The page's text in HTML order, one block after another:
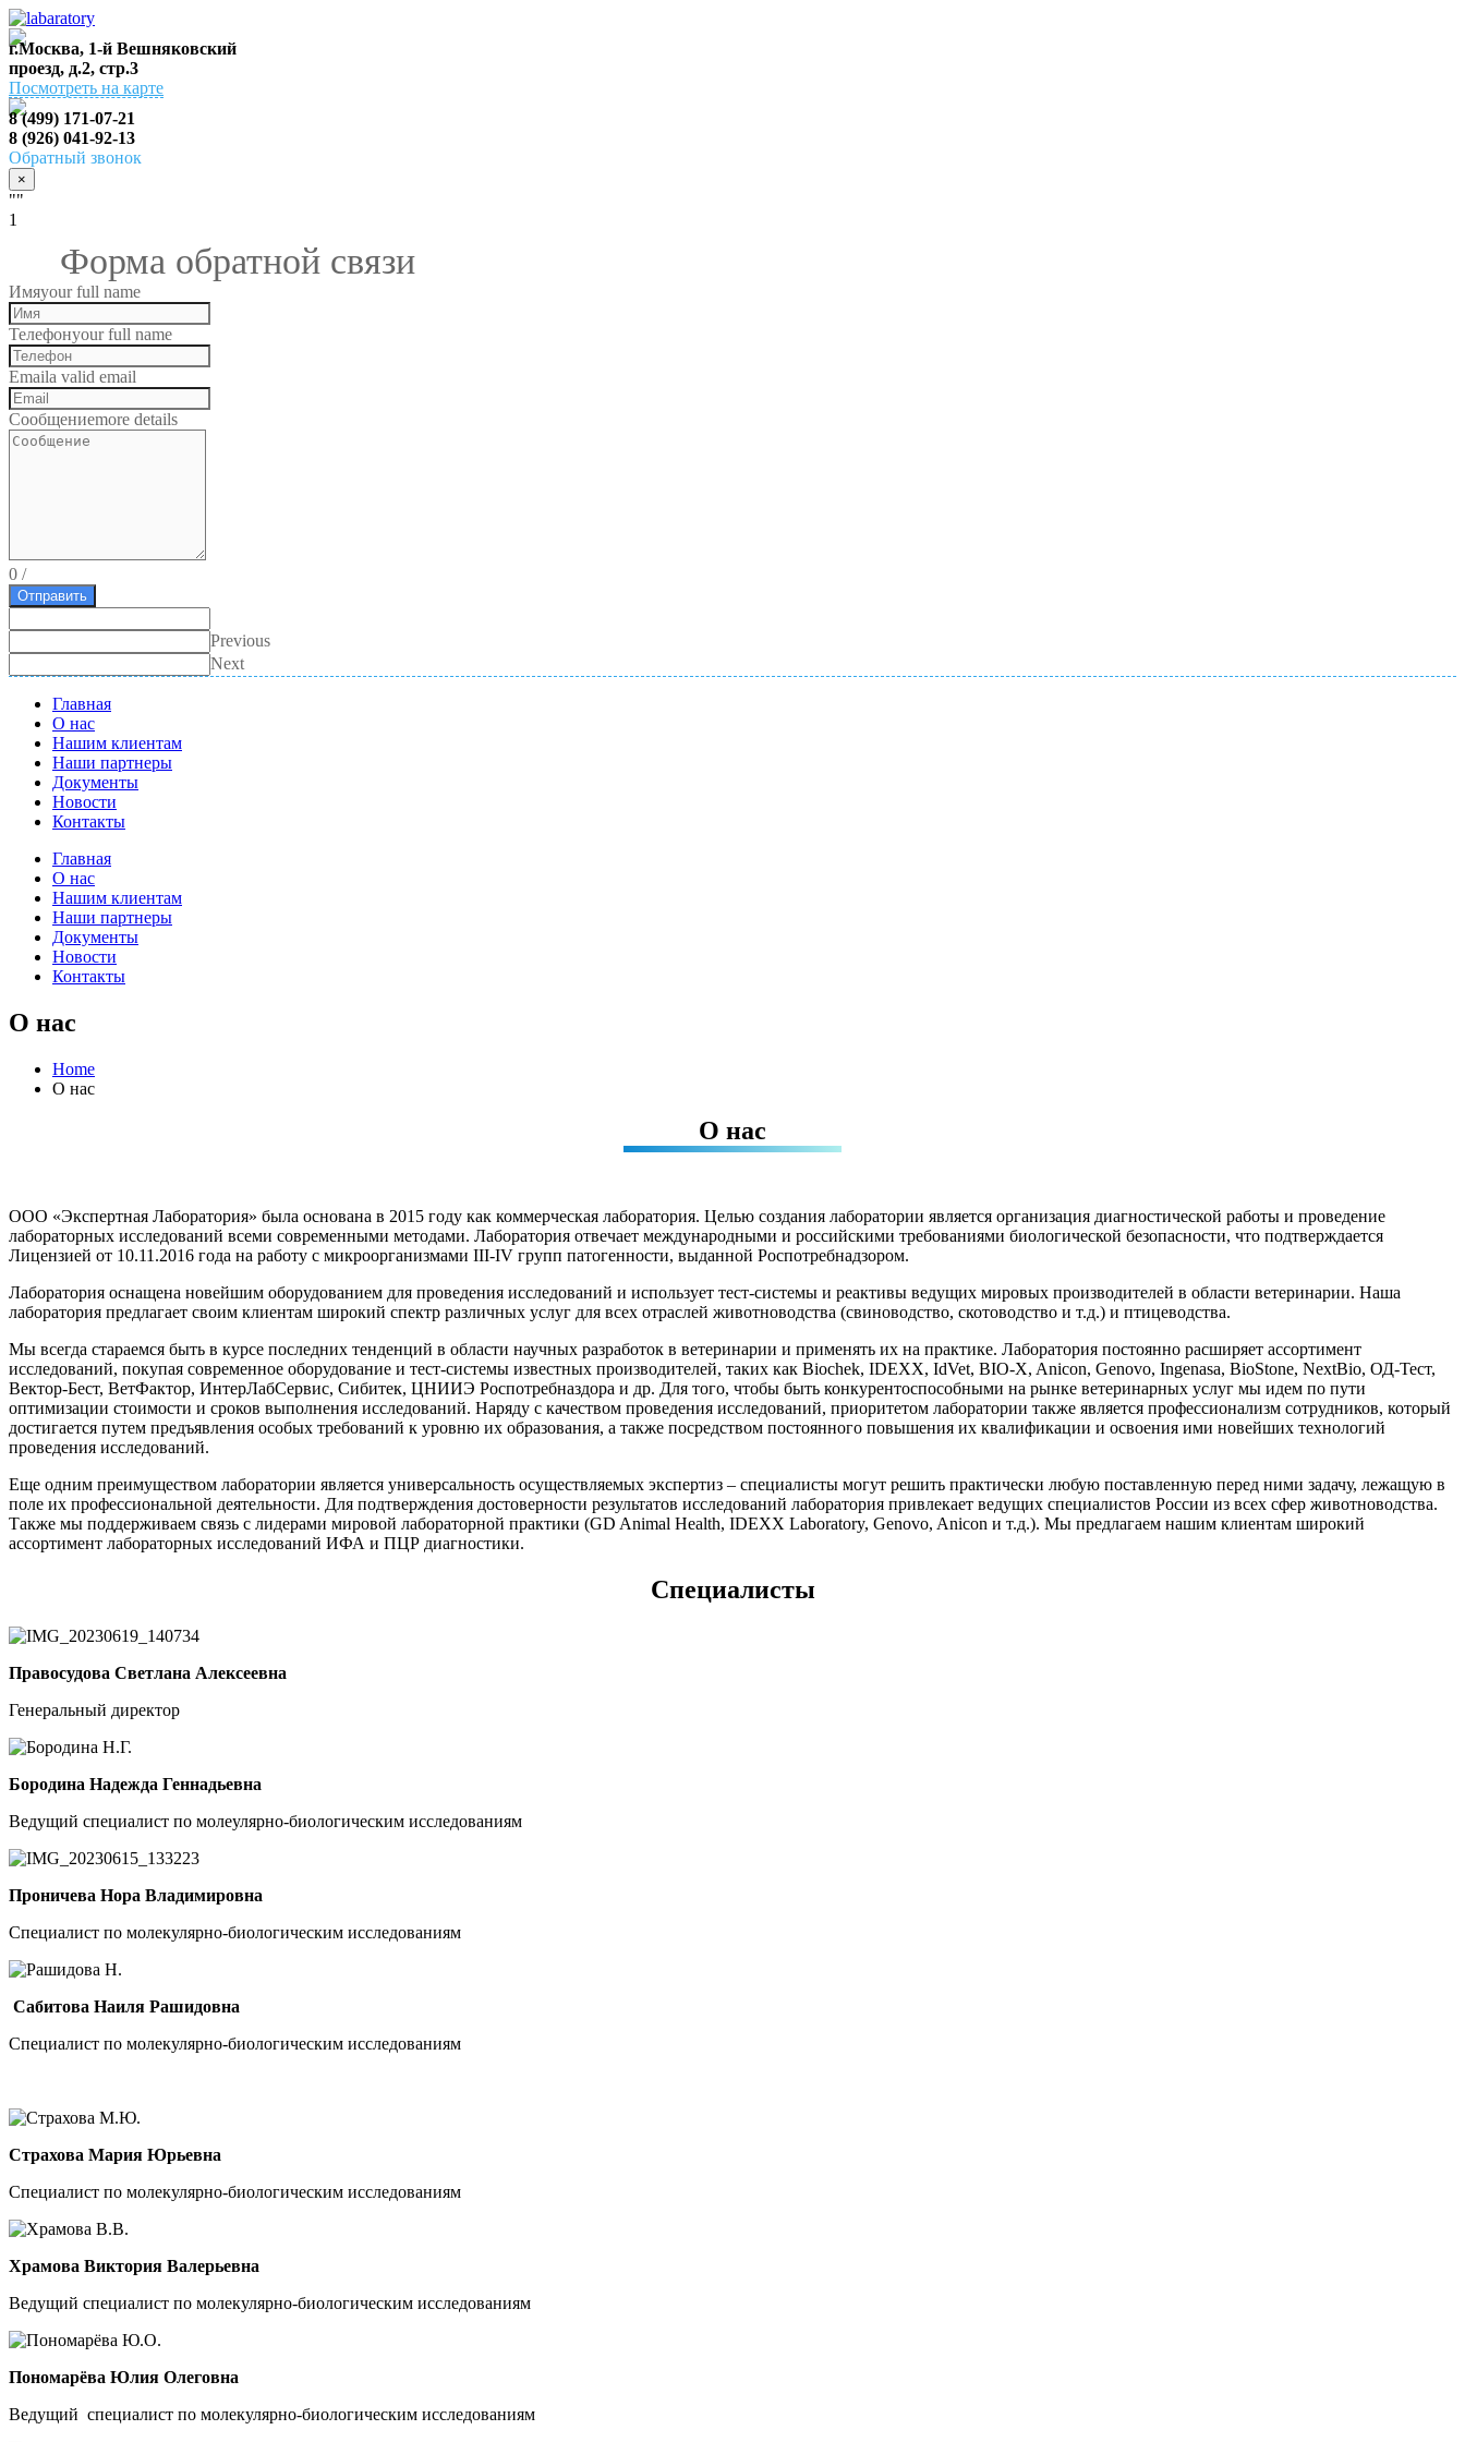
г.Москва, 1-й Вешняковский
проезд, д.2, стр.3
Посмотреть на карте
8 (499) 171-07-21
8 (926) 041-92-13
Обратный звонок
×
""
1
Форма обратной связи
Имяyour full name
Телефонyour full name
Emaila valid email
Сообщениеmore details
0 /
Отправить
Previous
Next
Главная
О нас
Нашим клиентам
Наши партнеры
Документы
Новости
Контакты
Главная
О нас
Нашим клиентам
Наши партнеры
Документы
Новости
Контакты
О нас
Home
О нас
О нас
ООО «Экспертная Лаборатория» была основана в 2015 году как коммерческая лаборатория. Целью создания лаборатории является организация диагностической работы и проведение
лабораторных исследований всеми современными методами. Лаборатория отвечает международными и российскими требованиями биологической безопасности, что подтверждается
Лицензией от 10.11.2016 года на работу с микроорганизмами III-IV групп патогенности, выданной Роспотребнадзором.
Лаборатория оснащена новейшим оборудованием для проведения исследований и использует тест-системы и реактивы ведущих мировых производителей в области ветеринарии. Наша
лаборатория предлагает своим клиентам широкий спектр различных услуг для всех отраслей животноводства (свиноводство, скотоводство и т.д.) и птицеводства.
Мы всегда стараемся быть в курсе последних тенденций в области научных разработок в ветеринарии и применять их на практике. Лаборатория постоянно расширяет ассортимент
исследований, покупая современное оборудование и тест-системы известных производителей, таких как Biochek, IDEXX, IdVet, BIO-X, Anicon, Genovo, Ingenasa, BioStone, NextBio, ОД-Тест,
Вектор-Бест, ВетФактор, ИнтерЛабСервис, Сибитек, ЦНИИЭ Роспотребназдора и др. Для того, чтобы быть конкурентоспособными на рынке ветеринарных услуг мы идем по пути
оптимизации стоимости и сроков выполнения исследований. Наряду с качеством проведения исследований, приоритетом лаборатории также является профессионализм сотрудников, который
достигается путем предъявления особых требований к уровню их образования, а также посредством постоянного повышения их квалификации и освоения ими новейших технологий
проведения исследований.
Еще одним преимуществом лаборатории является универсальность осуществляемых экспертиз – специалисты могут решить практически любую поставленную перед ними задачу, лежащую в
поле их профессиональной деятельности. Для подтверждения достоверности результатов исследований лаборатория привлекает ведущих специалистов России из всех сфер животноводства.
Также мы поддерживаем связь с лидерами мировой лабораторной практики (GD Animal Health, IDEXX Laboratory, Genovo, Anicon и т.д.). Мы предлагаем нашим клиентам широкий
ассортимент лабораторных исследований ИФА и ПЦР диагностики.
Специалисты
Правосудова Светлана Алексеевна
Генеральный директор
Бородина Надежда Геннадьевна
Ведущий специалист по молеулярно-биологическим исследованиям
Проничева Нора Владимировна
Специалист по молекулярно-биологическим исследованиям
Сабитова Наиля Рашидовна
Специалист по молекулярно-биологическим исследованиям
Страхова Мария Юрьевна
Специалист по молекулярно-биологическим исследованиям
Храмова Виктория Валерьевна
Ведущий специалист по молекулярно-биологическим исследованиям
Пономарёва Юлия Олеговна
Ведущий специалист по молекулярно-биологическим исследованиям